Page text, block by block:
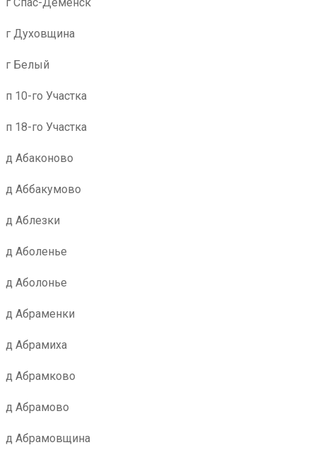
г Духовщина
г Белый
п 10-го Участка
п 18-го Участка
д Абаконово
д Аббакумово
д Аблезки
д Аболенье
д Аболонье
д Абраменки
д Абрамиха
д Абрамково
д Абрамово
д Абрамовщина